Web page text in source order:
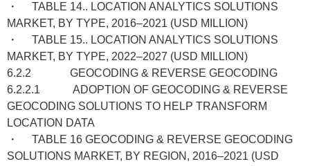
・ TABLE 14.. LOCATION ANALYTICS SOLUTIONS
MARKET, BY TYPE, 2016–2021 (USD MILLION)
・ TABLE 15.. LOCATION ANALYTICS SOLUTIONS
MARKET, BY TYPE, 2022–2027 (USD MILLION)
6.2.2 GEOCODING & REVERSE GEOCODING
6.2.2.1 ADOPTION OF GEOCODING & REVERSE
GEOCODING SOLUTIONS TO HELP TRANSFORM
LOCATION DATA
・ TABLE 16 GEOCODING & REVERSE GEOCODING
SOLUTIONS MARKET, BY REGION, 2016–2021 (USD